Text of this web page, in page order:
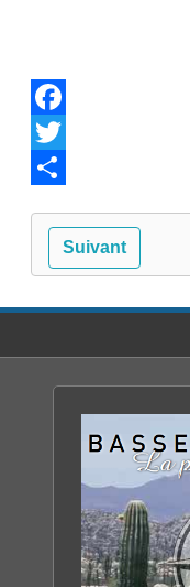
Facebook
Twitter
Suivant